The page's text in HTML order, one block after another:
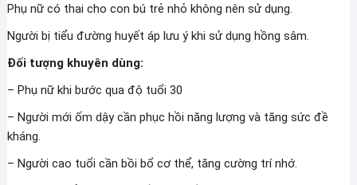
Phụ nữ có thai cho con bú trẻ nhỏ không nên sử dụng.
Người bị tiểu đường huyết áp lưu ý khi sử dụng hồng sâm.
Đối tượng khuyên dùng:
– Phụ nữ khi bước qua độ tuổi 30
– Người mới ốm dậy cần phục hồi năng lượng và tăng sức đề
kháng.
– Người cao tuổi cần bồi bổ cơ thể, tăng cường trí nhớ.